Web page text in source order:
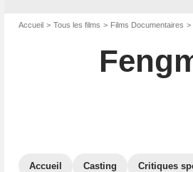
Accueil Tous les films Films Documentaires
Accueil Casting Critiques